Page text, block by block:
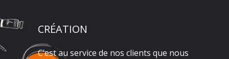
CRÉATION
C’est au service de nos clients que nous